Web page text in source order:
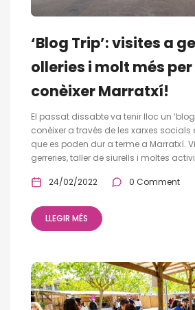
‘Blog Trip’: visites a
olleries i molt més
conèixer Marratxí!
El passat dissabte va tenir lloc un
conèixer a través de les xarxes socials
que es poden dur a terme a Marratxí.
gerreries, taller de siurells i moltes
24/02/2022 0 Comment
LLEGIR MÉS